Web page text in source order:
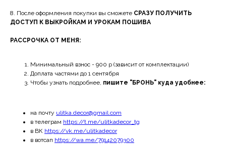
8. После оформления покупки вы сможете СРАЗУ ПОЛУЧИТЬ
ДОСТУП К ВЫКРОЙКАМ И УРОКАМ ПОШИВА
РАССРОЧКА ОТ МЕНЯ:
Минимальный взнос - 900 р (зависит от комплектации)
Доплата частями до 1 сентября
Чтобы узнать подробнее, пишите "БРОНЬ" куда удобнее:
на почту ulitka.decor@gmail.com
в телеграм https://t.me/ulitkadecor_tg
в ВК https://vk.me/ulitkadecor
в вотсап https://wa.me/79142079300